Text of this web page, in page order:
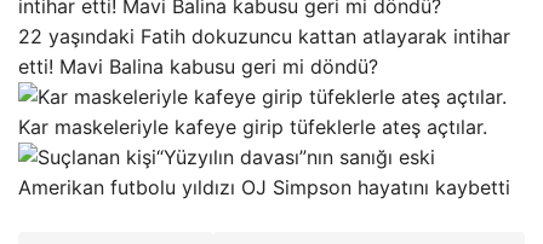
22 yaşındaki Fatih dokuzuncu kattan atlayarak intihar
etti! Mavi Balina kabusu geri mi döndü?
Kar maskeleriyle kafeye girip tüfeklerle ateş açtılar.
“Yüzyılın davası”nın sanığı eski
Amerikan futbolu yıldızı OJ Simpson hayatını kaybetti